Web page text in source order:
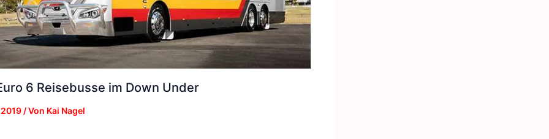
6 Reisebusse im Down Under
/ Von Kai Nagel